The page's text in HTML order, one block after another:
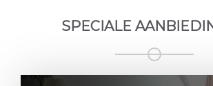
SPECIALE